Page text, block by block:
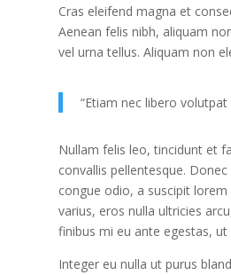
Cras eleifend magna et
Aenean felis nibh, aliquam
vel urna tellus. Aliquam non
“Etiam nec libero
Nullam felis leo, tincidunt et
convallis pellentesque.
congue odio, a suscipit
varius, eros nulla ultricies
finibus mi eu ante egestas,
Integer eu nulla ut purus